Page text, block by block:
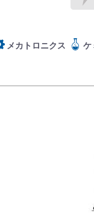
メカトロニクス ケ